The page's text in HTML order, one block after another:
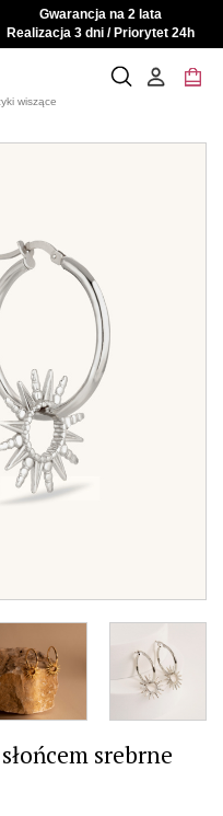
Gwarancja na 2 lata
Realizacja 3 dni / Priorytet 24h
wiszące
srebrne